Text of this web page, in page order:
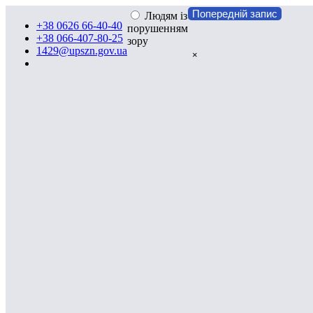
+38 0626 66-40-40
+38 066-407-80-25
1429@upszn.gov.ua
Людям із
порушенням
зору
Попередній запис
×